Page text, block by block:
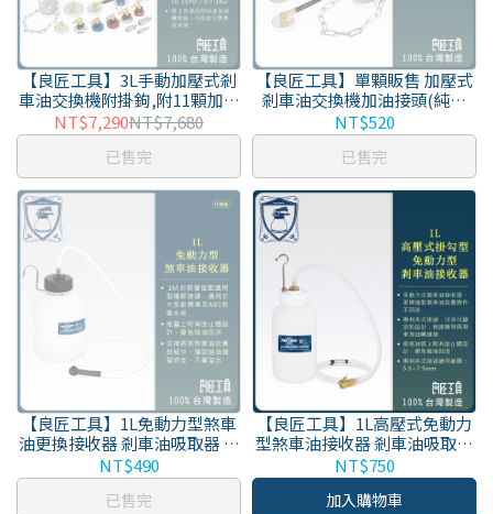
【良匠工具】3L手動加壓式剎
車油交換機附掛鉤,附11顆加油
蓋+3顆轉接頭組 台灣製 有保固
A1163HK3
NT$7,290NT$7,680
已售完
【良匠工具】單顆販售 加壓式
剎車油交換機加油接頭(純接
頭) / A1163HK3-11顆單顆接頭
NT$520
已售完
【良匠工具】1L免動力型煞車
油更換接收器 剎車油吸取器 抽
油機 吸取機 桶身加寬
NT$490
已售完
【良匠工具】1L高壓式免動力
型煞車油接收器 剎車油吸取器
抽油機 吸取機 附掛勾
NT$750
加入購物車